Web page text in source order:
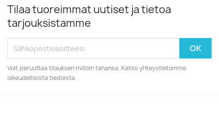
Tilaa tuoreimmat uutiset ja tietoa
tarjouksistamme
Voit peruuttaa tilauksen milloin tahansa. Katso yhteystietomme
oikeudellisista tiedoista.